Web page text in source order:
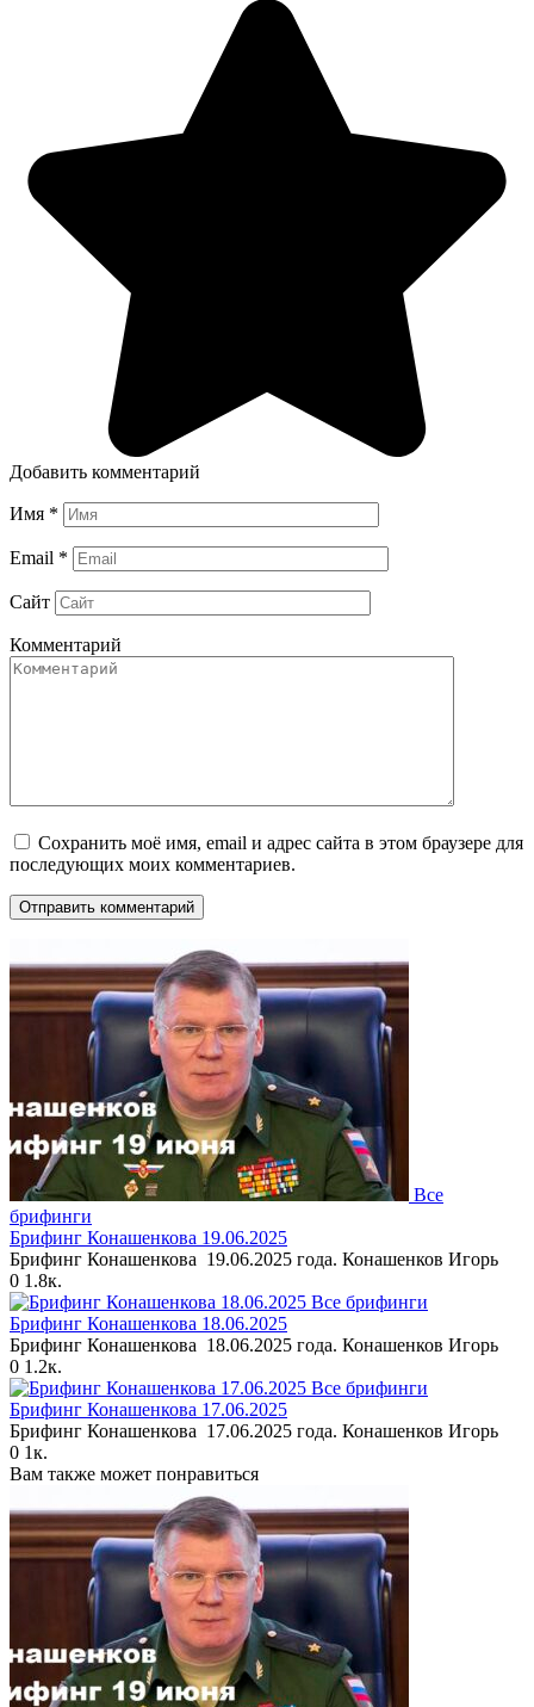
Добавить комментарий
Имя *
Email *
Сайт
Комментарий
Сохранить моё имя, email и адрес сайта в этом браузере для
последующих моих комментариев.
Все
брифинги
Брифинг Конашенкова 19.06.2025
Брифинг Конашенкова 19.06.2025 года. Конашенков Игорь
0 1.8к.
Все брифинги
Брифинг Конашенкова 18.06.2025
Брифинг Конашенкова 18.06.2025 года. Конашенков Игорь
0 1.2к.
Все брифинги
Брифинг Конашенкова 17.06.2025
Брифинг Конашенкова 17.06.2025 года. Конашенков Игорь
0 1к.
Вам также может понравиться